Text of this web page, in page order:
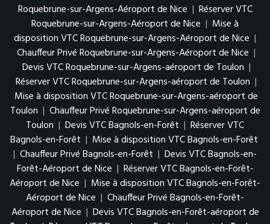
Roquebrune-sur-Argens-Aéroport de Nice | Réserver VTC
Roquebrune-sur-Argens-Aéroport de Nice | Mise à
disposition VTC Roquebrune-sur-Argens-Aéroport de Nice |
Chauffeur Privé Roquebrune-sur-Argens-Aéroport de Nice |
Devis VTC Roquebrune-sur-Argens-aéroport de Toulon |
Réserver VTC Roquebrune-sur-Argens-aéroport de Toulon |
Mise à disposition VTC Roquebrune-sur-Argens-aéroport de
Toulon | Chauffeur Privé Roquebrune-sur-Argens-aéroport de
Toulon | Devis VTC Bagnols-en-Forêt | Réserver VTC
Bagnols-en-Forêt | Mise à disposition VTC Bagnols-en-Forêt
| Chauffeur Privé Bagnols-en-Forêt | Devis VTC Bagnols-en-
Forêt-Aéroport de Nice | Réserver VTC Bagnols-en-Forêt-
Aéroport de Nice | Mise à disposition VTC Bagnols-en-Forêt-
Aéroport de Nice | Chauffeur Privé Bagnols-en-Forêt-
Aéroport de Nice | Devis VTC Bagnols-en-Forêt-aéroport de